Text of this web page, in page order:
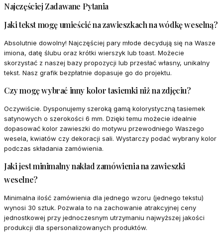
Najczęściej Zadawane Pytania
Jaki tekst mogę umieścić na zawieszkach na wódkę weselną?
Absolutnie dowolny! Najczęściej pary młode decydują się na Wasze
imiona, datę ślubu oraz krótki wierszyk lub toast. Możecie
skorzystać z naszej bazy propozycji lub przesłać własny, unikalny
tekst. Nasz grafik bezpłatnie dopasuje go do projektu.
Czy mogę wybrać inny kolor tasiemki niż na zdjęciu?
Oczywiście. Dysponujemy szeroką gamą kolorystyczną tasiemek
satynowych o szerokości 6 mm. Dzięki temu możecie idealnie
dopasować kolor zawieszki do motywu przewodniego Waszego
wesela, kwiatów czy dekoracji sali. Wystarczy podać wybrany kolor
podczas składania zamówienia.
Jaki jest minimalny nakład zamówienia na zawieszki
weselne?
Minimalna ilość zamówienia dla jednego wzoru (jednego tekstu)
wynosi 30 sztuk. Pozwala to na zachowanie atrakcyjnej ceny
jednostkowej przy jednoczesnym utrzymaniu najwyższej jakości
produkcji dla spersonalizowanych produktów.